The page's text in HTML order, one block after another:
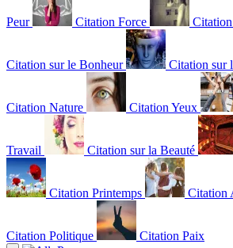
Peur Citation Force
Citation sur le Bonheur Citation sur
Citation Nature Citation Yeux
Travail Citation sur la Beauté
Citation Printemps Citation
Citation Politique Citation Paix